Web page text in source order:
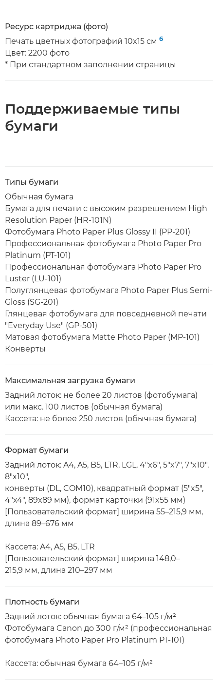
Ресурс картриджа (фото)
Печать цветных фотографий 10x15 см 6
Цвет: 2200 фото
* При стандартном заполнении страницы
Поддерживаемые типы
бумаги
Типы бумаги
Обычная бумага
Бумага для печати с высоким разрешением High
Resolution Paper (HR-101N)
Фотобумага Photo Paper Plus Glossy II (PP-201)
Профессиональная фотобумага Photo Paper Pro
Platinum (PT-101)
Профессиональная фотобумага Photo Paper Pro
Luster (LU-101)
Полуглянцевая фотобумага Photo Paper Plus Semi-
Gloss (SG-201)
Глянцевая фотобумага для повседневной печати
"Everyday Use" (GP-501)
Матовая фотобумага Matte Photo Paper (MP-101)
Конверты
Максимальная загрузка бумаги
Задний лоток: не более 20 листов (фотобумага)
или макс. 100 листов (обычная бумага)
Кассета: не более 250 листов (обычная бумага)
Формат бумаги
Задний лоток: A4, A5, B5, LTR, LGL, 4"x6", 5"x7", 7"x10",
8"x10",
конверты (DL, COM10), квадратный формат (5"x5",
4"x4", 89x89 мм), формат карточки (91x55 мм)
[Пользовательский формат] ширина 55–215,9 мм,
длина 89–676 мм
Кассета: A4, A5, B5, LTR
[Пользовательский формат] ширина 148,0–
215,9 мм, длина 210–297 мм
Плотность бумаги
Задний лоток: обычная бумага 64–105 г/м²
Фотобумага Canon до 300 г/м² (профессиональная
фотобумага Photo Paper Pro Platinum PT-101)
Кассета: обычная бумага 64–105 г/м²